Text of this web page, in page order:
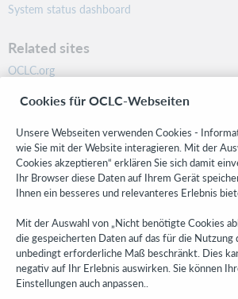
System status dashboard
Related sites
OCLC.org
Community
Research
WebJunction
Developer Network
Get the latest product updates, research,
right to your inbox.
Subscribe now
Cookies für OCLC-Webseiten
Unsere Webseiten verwenden Cookies -
wie Sie mit der Website interagieren. Mit der
Cookies akzeptieren“ erklären Sie sich damit
Ihr Browser diese Daten auf Ihrem Gerät
Ihnen ein besseres und relevanteres Erlebnis
Mit der Auswahl von „Nicht benötigte Cookies
die gespeicherten Daten auf das für die Nutzung
unbedingt erforderliche Maß beschränkt. Dies
negativ auf Ihr Erlebnis auswirken. Sie können
Einstellungen auch anpassen..